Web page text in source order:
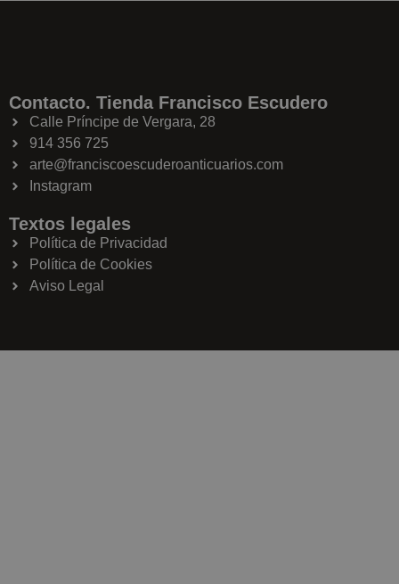
Contacto. Tienda Francisco Escudero
Calle Príncipe de Vergara, 28
914 356 725
arte@franciscoescuderoanticuarios.com
Instagram
Textos legales
Política de Privacidad
Política de Cookies
Aviso Legal